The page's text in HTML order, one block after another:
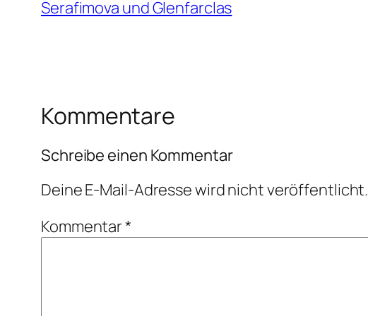
Serafimova und Glenfarclas
Kommentare
Schreibe einen Kommentar
Deine E-Mail-Adresse wird nicht veröffentlicht.
Kommentar*